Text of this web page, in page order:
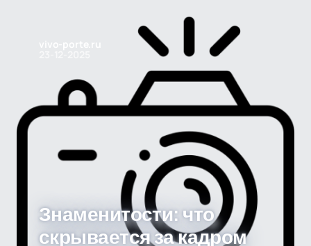
Знаменитости: что
скрывается за кадром